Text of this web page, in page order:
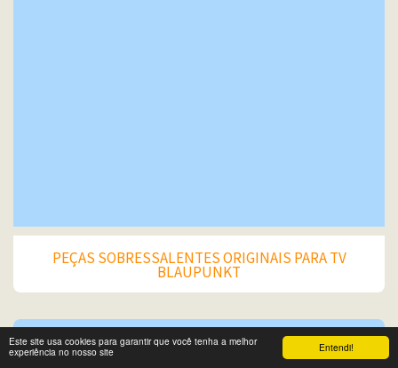
Entendi!
Este site usa cookies para garantir que você tenha a melhor
experiência no nosso site
PEÇAS SOBRESSALENTES ORIGINAIS PARA TV
BLAUPUNKT